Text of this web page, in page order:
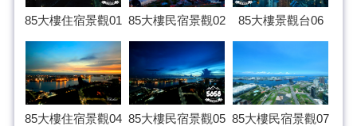
85大樓住宿景觀01 85大樓民宿景觀02 85大樓景觀台06
85大樓住宿景觀04 85大樓民宿景觀05 85大樓民宿景觀07